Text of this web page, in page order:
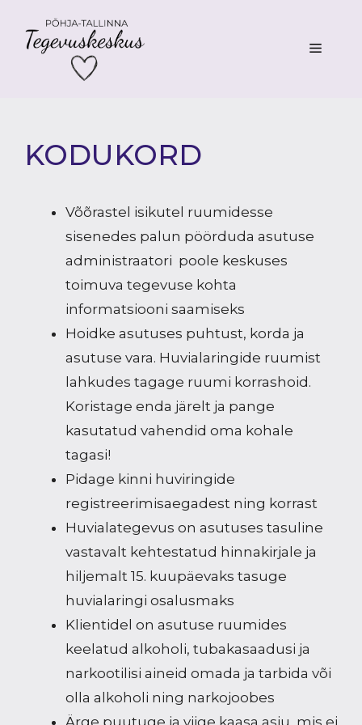
MENU
KODUKORD
Võõrastel isikutel ruumidesse
sisenedes palun pöörduda asutuse
administraatori poole keskuses
toimuva tegevuse kohta
informatsiooni saamiseks
Hoidke asutuses puhtust, korda ja
asutuse vara. Huvialaringide ruumist
lahkudes tagage ruumi korrashoid.
Koristage enda järelt ja pange
kasutatud vahendid oma kohale
tagasi!
Pidage kinni huviringide
registreerimisaegadest ning korrast
Huvialategevus on asutuses tasuline
vastavalt kehtestatud hinnakirjale ja
hiljemalt 15. kuupäevaks tasuge
huvialaringi osalusmaks
Klientidel on asutuse ruumides
keelatud alkoholi, tubakasaadusi ja
narkootilisi aineid omada ja tarbida või
olla alkoholi ning narkojoobes
Ärge puutuge ja viige kaasa asju, mis ei